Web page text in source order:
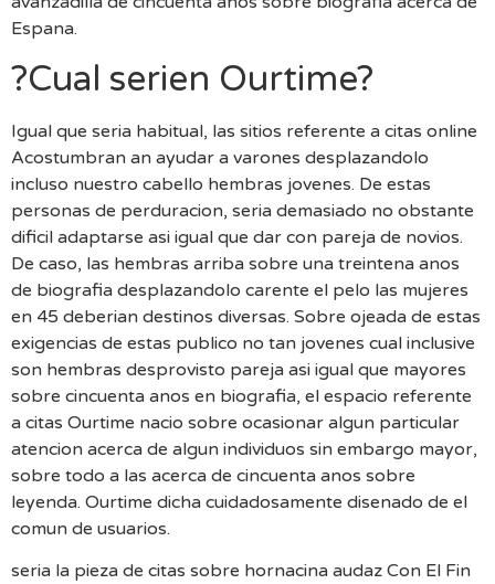
Espana.
?Cual serien Ourtime?
Igual que seria habitual, las sitios referente a citas online
Acostumbran an ayudar a varones desplazandolo
incluso nuestro cabello hembras jovenes. De estas
personas de perduracion, seria demasiado no obstante
dificil adaptarse asi igual que dar con pareja de novios.
De caso, las hembras arriba sobre una treintena anos
de biografia desplazandolo carente el pelo las mujeres
en 45 deberian destinos diversas. Sobre ojeada de estas
exigencias de estas publico no tan jovenes cual inclusive
son hembras desprovisto pareja asi igual que mayores
sobre cincuenta anos en biografia, el espacio referente
a citas Ourtime nacio sobre ocasionar algun particular
atencion acerca de algun individuos sin embargo mayor,
sobre todo a las acerca de cincuenta anos sobre
leyenda. Ourtime dicha cuidadosamente disenado de el
comun de usuarios.
seria la pieza de citas sobre hornacina audaz Con El Fin